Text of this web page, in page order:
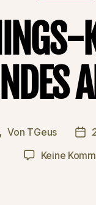
Von TGeus
Keine